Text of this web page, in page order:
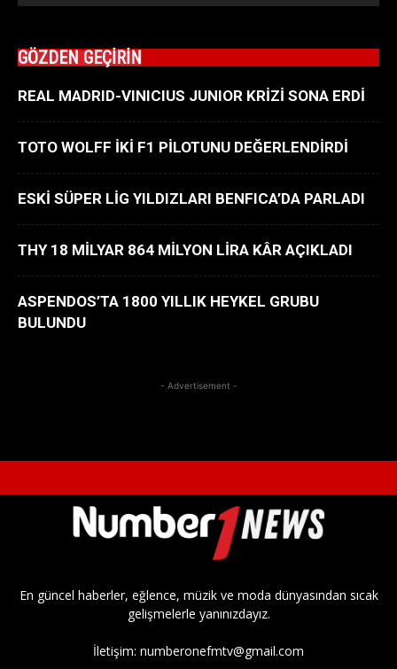
GÖZDEN GEÇİRİN
REAL MADRID-VINICIUS JUNIOR KRİZİ SONA ERDİ
TOTO WOLFF İKİ F1 PİLOTUNU DEĞERLENDİRDİ
ESKİ SÜPER LİG YILDIZLARI BENFICA’DA PARLADI
THY 18 MİLYAR 864 MİLYON LİRA KÂR AÇIKLADI
ASPENDOS’TA 1800 YILLIK HEYKEL GRUBU
BULUNDU
- Advertisement -
En güncel haberler, eğlence, müzik ve moda dünyasından sıcak
gelişmelerle yanınızdayız.
İletişim: numberonefmtv@gmail.com